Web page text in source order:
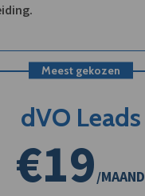
Meest gekozen
dVO Leads
€19/MAAND